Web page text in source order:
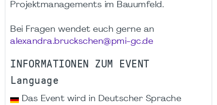
Projektmanagements im Bauumfeld.
Bei Fragen wendet euch gerne an
alexandra.bruckschen@pmi-gc.de
INFORMATIONEN ZUM EVENT
Language
Das Event wird in Deutscher Sprache